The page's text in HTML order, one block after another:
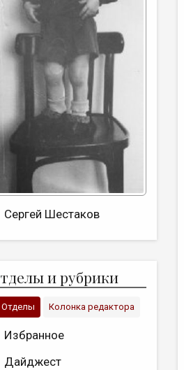
Сергей Шестаков
тделы и рубрики
Отделы Колонка редактора
Избранное
Дайджест